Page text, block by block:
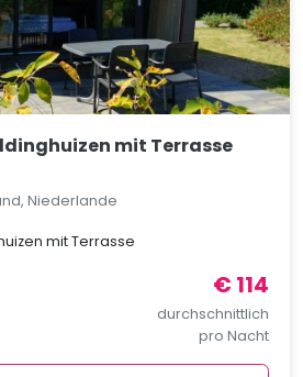
mit Terrasse
Niederlande
mit Terrasse
€ 114
durchschnittlich
pro Nacht